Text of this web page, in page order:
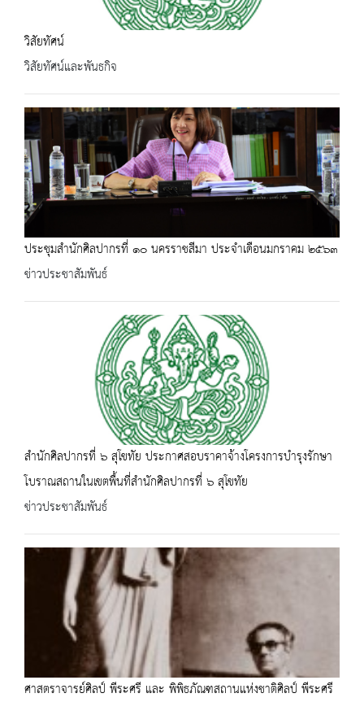
วิสัยทัศน์
วิสัยทัศน์และพันธกิจ
ประชุมสำนักศิลปากรที่ ๑๐ นครราชสีมา ประจำเดือนมกราคม ๒๕๖๓
ข่าวประชาสัมพันธ์
สำนักศิลปากรที่ ๖ สุโขทัย ประกาศสอบราคาจ้างโครงการบำรุงรักษา
โบราณสถานในเขตพื้นที่สำนักศิลปากรที่ ๖ สุโขทัย
ข่าวประชาสัมพันธ์
ศาสตราจารย์ศิลป์ พีระศรี และ พิพิธภัณฑสถานแห่งชาติศิลป์ พีระศรี